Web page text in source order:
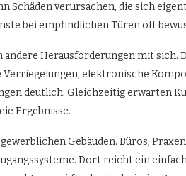
Schäden verursachen, die sich
bei empfindlichen Türen oft
andere Herausforderungen mit
elektronische
deutlich. Gleichzeitig erwarten
Ergebnisse.
Gebäuden. Büros,
Dort reicht ein